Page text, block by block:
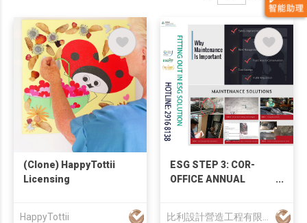
(Clone) HappyTottii
Licensing
HappyTottii
ESG STEP 3: COR-
OFFICE ANNUAL